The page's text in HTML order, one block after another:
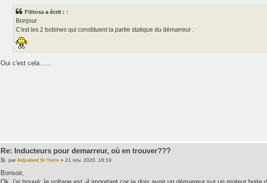
Filitosaa écrit : ↑
Bonjour
C'est les 2 bobines qui constituent la partie statique du démarreur .
Oui c'est cela......
Re: Inducteurs pour demarreur, où en trouver???
M
s
parAdjudant St Yorre» 21 nov. 2020, 18:19
Bonsoir,